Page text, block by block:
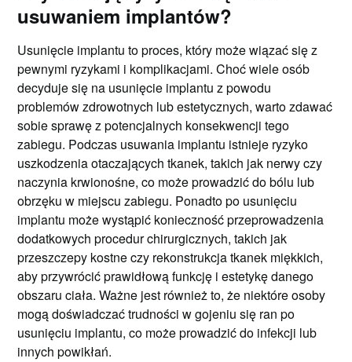
usuwaniem implantów?
Usunięcie implantu to proces, który może wiązać się z
pewnymi ryzykami i komplikacjami. Choć wiele osób
decyduje się na usunięcie implantu z powodu
problemów zdrowotnych lub estetycznych, warto zdawać
sobie sprawę z potencjalnych konsekwencji tego
zabiegu. Podczas usuwania implantu istnieje ryzyko
uszkodzenia otaczających tkanek, takich jak nerwy czy
naczynia krwionośne, co może prowadzić do bólu lub
obrzęku w miejscu zabiegu. Ponadto po usunięciu
implantu może wystąpić konieczność przeprowadzenia
dodatkowych procedur chirurgicznych, takich jak
przeszczepy kostne czy rekonstrukcja tkanek miękkich,
aby przywrócić prawidłową funkcję i estetykę danego
obszaru ciała. Ważne jest również to, że niektóre osoby
mogą doświadczać trudności w gojeniu się ran po
usunięciu implantu, co może prowadzić do infekcji lub
innych powikłań.